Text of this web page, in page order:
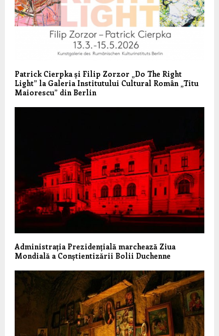
Patrick Cierpka și Filip Zorzor „Do The Right
Light” la Galeria Institutului Cultural Român „Titu
Maiorescu” din Berlin
Administrația Prezidențială marchează Ziua
Mondială a Conștientizării Bolii Duchenne